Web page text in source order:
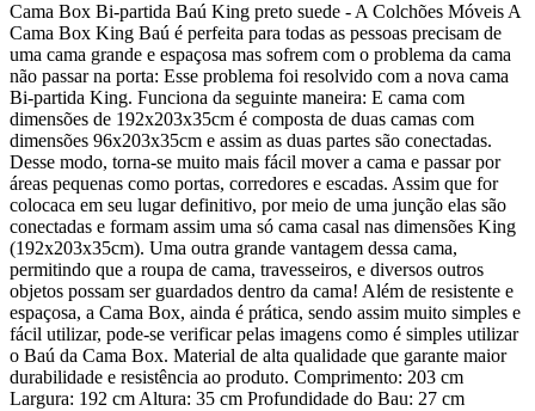
Cama Box Bi-partida Baú King preto suede - A Colchões Móveis A
Cama Box King Baú é perfeita para todas as pessoas precisam de
uma cama grande e espaçosa mas sofrem com o problema da cama
não passar na porta: Esse problema foi resolvido com a nova cama
Bi-partida King. Funciona da seguinte maneira: E cama com
dimensões de 192x203x35cm é composta de duas camas com
dimensões 96x203x35cm e assim as duas partes são conectadas.
Desse modo, torna-se muito mais fácil mover a cama e passar por
áreas pequenas como portas, corredores e escadas. Assim que for
colocaca em seu lugar definitivo, por meio de uma junção elas são
conectadas e formam assim uma só cama casal nas dimensões King
(192x203x35cm). Uma outra grande vantagem dessa cama,
permitindo que a roupa de cama, travesseiros, e diversos outros
objetos possam ser guardados dentro da cama! Além de resistente e
espaçosa, a Cama Box, ainda é prática, sendo assim muito simples e
fácil utilizar, pode-se verificar pelas imagens como é simples utilizar
o Baú da Cama Box. Material de alta qualidade que garante maior
durabilidade e resistência ao produto. Comprimento: 203 cm
Largura: 192 cm Altura: 35 cm Profundidade do Bau: 27 cm